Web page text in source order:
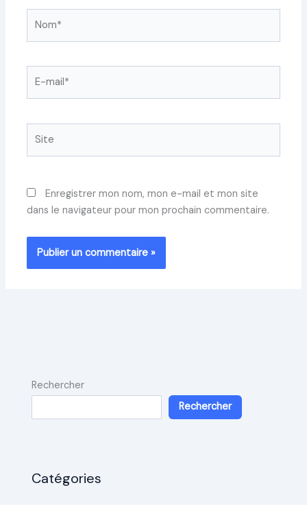
Enregistrer mon nom, mon e-mail et mon site
dans le navigateur pour mon prochain commentaire.
Rechercher
Rechercher
Catégories